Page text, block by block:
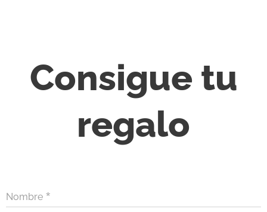
Consigue tu
regalo
Nombre